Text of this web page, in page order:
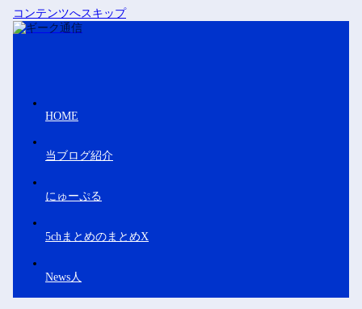
コンテンツへスキップ
HOME
当ブログ紹介
にゅーぷる
5chまとめのまとめX
News人